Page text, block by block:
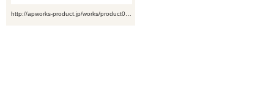
http://apworks-product.jp/works/product0…